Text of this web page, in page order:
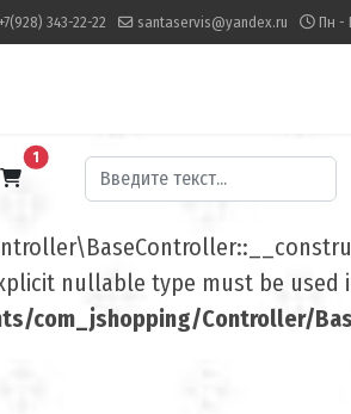
+7(928) 343-22-22 santaservis@yandex.ru Пн -
1В корзину
Поиск
nullable type must be used
com_jshopping/Controller/